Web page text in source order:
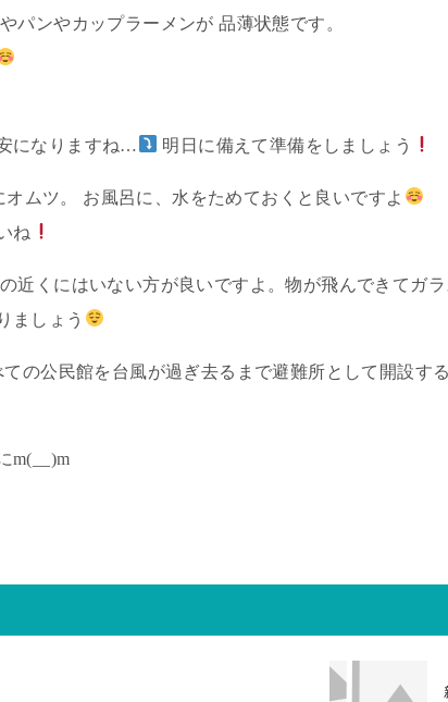
パンやカップラーメンが 品薄状態です。
になりますね… 明日に備えて準備をしましょう
オムツ。 お風呂に、水をためておくと良いですよ
ね
近くにはいない方が良いですよ。物が飛んできてガ
ましょう
の公民館を台風が過ぎ去るまで避難所として開設す
m(__)m